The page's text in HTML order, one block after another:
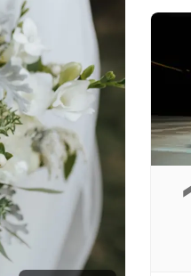
Copy Link